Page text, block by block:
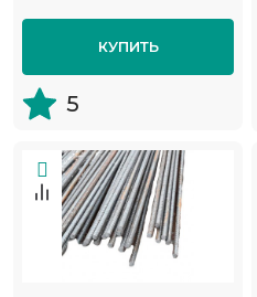
КУПИТЬ
5